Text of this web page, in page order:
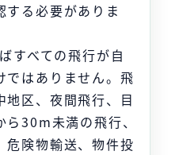
る必要がありま
すべての飛行が自
ではありません。飛
区、夜間飛行、目
30m未満の飛行、
危険物輸送、物件投